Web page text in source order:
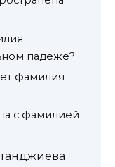
падеже?
фамилия
с фамилией